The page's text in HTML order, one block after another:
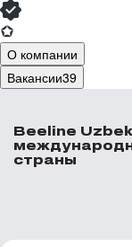
О компании
Вакансии39
Beeline
страны